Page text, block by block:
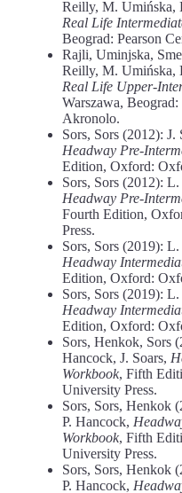
Reilly, M. Umińska,
Real Life
Beograd: Pearson
Rajli, Uminjska,
Reilly, M. Umińska,
Real Life Upper-
Warszawa,
Akronolo.
Sors, Sors (2012): J.
Headway Pre-
Edition, Oxford:
Sors, Sors (2012): L.
Headway Pre-
Fourth Edition,
Press.
Sors, Sors (2019): L.
Headway
Edition, Oxford:
Sors, Sors (2019): L.
Headway
Edition, Oxford:
Sors, Henkok, Sors
Hancock, J. Soars,
Workbook, Fifth
University Press.
Sors, Sors, Henkok
P. Hancock,
Workbook, Fifth
University Press.
Sors, Sors, Henkok
P. Hancock,